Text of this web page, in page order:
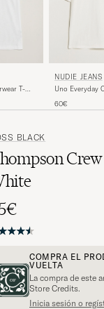
T-
NUDIE JEANS
Uno Everyday
60€
BLACK
COMPRA EL
VUELTA
La compra de este
Store Credits.
Inicia sesión o